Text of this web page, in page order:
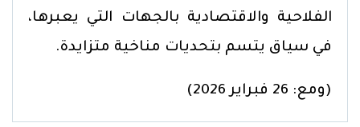
الفلاحية والاقتصادية بالجهات التي يعبرها،
في سياق يتسم بتحديات مناخية متزايدة.
(ومع: 26 فبراير 2026)